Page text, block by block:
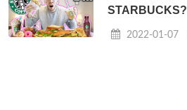
STARBUCKS?
2022-01-07